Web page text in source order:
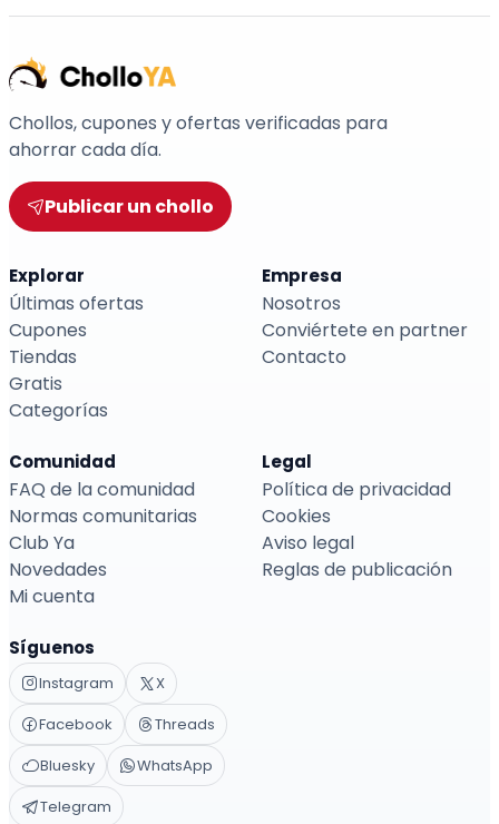
Chollos, cupones y ofertas verificadas para
ahorrar cada día.
Publicar un chollo
Explorar
Últimas ofertas
Cupones
Tiendas
Gratis
Categorías
Empresa
Nosotros
Conviértete en partner
Contacto
Comunidad
FAQ de la comunidad
Normas comunitarias
Club Ya
Novedades
Mi cuenta
Legal
Política de privacidad
Cookies
Aviso legal
Reglas de publicación
Síguenos
Instagram
X
Facebook
Threads
Bluesky
WhatsApp
Telegram